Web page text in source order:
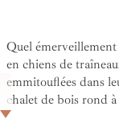
Quel
en chiens de
emmitouflées dans
chalet de bois rond
dans toute la magie